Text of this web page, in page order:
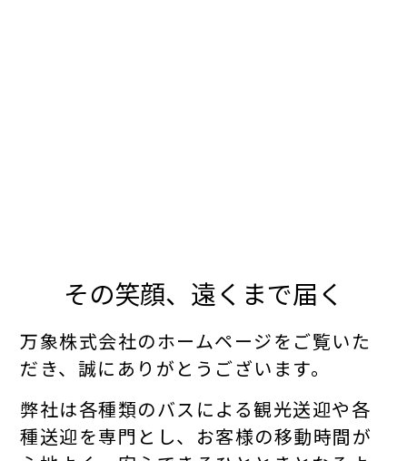
その笑顔、遠くまで届く
万象株式会社のホームページをご覧いた
だき、誠にありがとうございます。
弊社は各種類のバスによる観光送迎や各
種送迎を専門とし、お客様の移動時間が